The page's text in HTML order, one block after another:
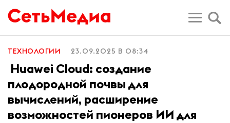
ТЕХНОЛОГИИ 23.09.2025 В 08:34
Huawei Cloud: создание
плодородной почвы для
вычислений, расширение
возможностей пионеров ИИ для